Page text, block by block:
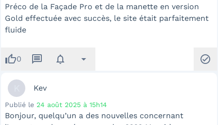
Préco de la Façade Pro et de la manette en version
Gold effectuée avec succès, le site était parfaitement
fluide
thumb_up0 message notifications arrow_drop_down check_circle
Kev
Publié le 24 août 2025 à 15h14
Bonjour, quelqu’un a des nouvelles concernant